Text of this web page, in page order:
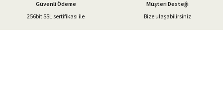
Gönder
Güvenli Ödeme
256bit SSL sertifikası ile
Müşteri Desteği
Bize ulaşabilirsiniz